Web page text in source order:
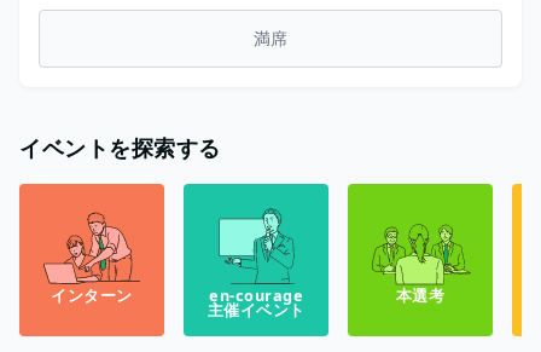
イベントを探索する
インターン en-courage
主催イベント
本選考
満席